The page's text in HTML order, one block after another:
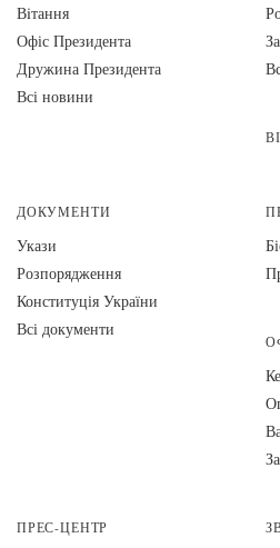
Вiтання
Офіс Президента
Дружина Президента
Всі новини
ДОКУМЕНТИ
Укази
Розпорядження
Конституція України
Всі документи
ПРЕС-ЦЕНТР